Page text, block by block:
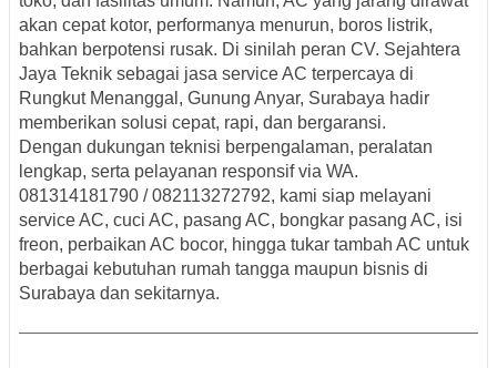
akan cepat kotor, performanya menurun, boros listrik,
bahkan berpotensi rusak. Di sinilah peran CV. Sejahtera
Jaya Teknik sebagai jasa service AC terpercaya di
Rungkut Menanggal, Gunung Anyar, Surabaya hadir
memberikan solusi cepat, rapi, dan bergaransi.
Dengan dukungan teknisi berpengalaman, peralatan
lengkap, serta pelayanan responsif via WA.
081314181790 / 082113272792, kami siap melayani
service AC, cuci AC, pasang AC, bongkar pasang AC, isi
freon, perbaikan AC bocor, hingga tukar tambah AC untuk
berbagai kebutuhan rumah tangga maupun bisnis di
Surabaya dan sekitarnya.